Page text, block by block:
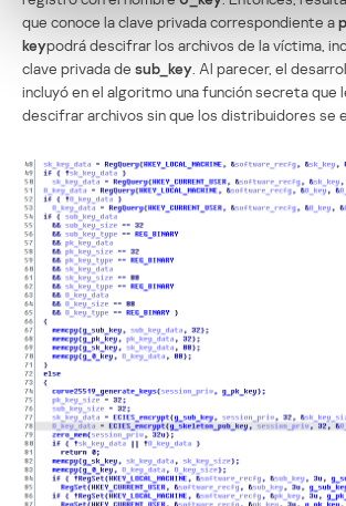
que conoce la clave privada correspondiente a
keypodrá descifrar los archivos de la víctima,
clave privada de sub_key . Al parecer, el
incluyó en el algoritmo una función secreta que
descifrar archivos sin que los distribuidores se